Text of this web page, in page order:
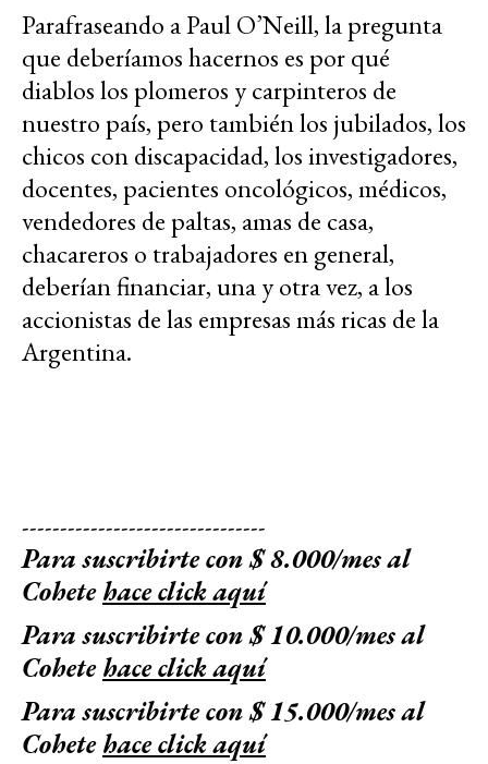
Parafraseando a Paul O’Neill, la pregunta
que deberíamos hacernos es por qué
diablos los plomeros y carpinteros de
nuestro país, pero también los jubilados, los
chicos con discapacidad, los investigadores,
docentes, pacientes oncológicos, médicos,
vendedores de paltas, amas de casa,
chacareros o trabajadores en general,
deberían financiar, una y otra vez, a los
accionistas de las empresas más ricas de la
Argentina.
--------------------------------
Para suscribirte con $ 8.000/mes al
Cohetehace click aquí
Para suscribirte con $ 10.000/mes al
Cohetehace click aquí
Para suscribirte con $ 15.000/mes al
Cohetehace click aquí